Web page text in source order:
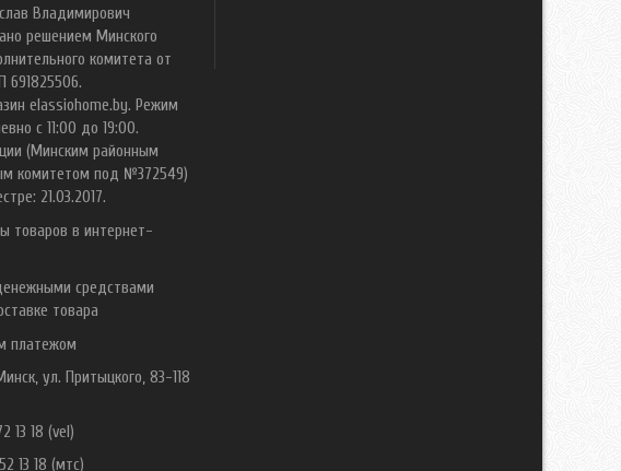
Владимирович
решением Минского
комитета от
691825506.
elassiohome.by. Режим
с 11:00 до 19:00.
(Минским районным
комитетом под №372549)
21.03.2017.
товаров в интернет-
средствами
товара
платежом
ул. Притыцкого, 83-118
13 18 (vel)
13 18 (мтс)